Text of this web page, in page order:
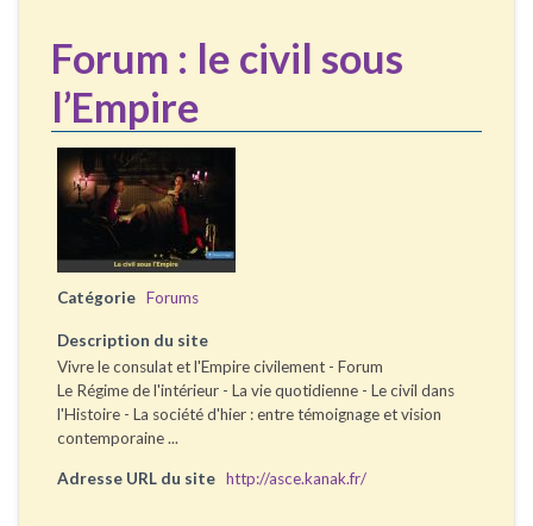
Forum : le civil sous
l’Empire
Catégorie Forums
Description du site
Vivre le consulat et l'Empire civilement - Forum
Le Régime de l'intérieur - La vie quotidienne - Le civil dans
l'Histoire - La société d'hier : entre témoignage et vision
contemporaine ...
Adresse URL du site http://asce.kanak.fr/